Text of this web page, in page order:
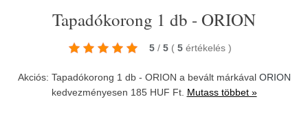
Tapadókorong 1 db - ORION
5 / 5 ( 5 értékelés )
Akciós: Tapadókorong 1 db - ORION a bevált márkával ORION
kedvezményesen 185 HUF Ft. Mutass többet »